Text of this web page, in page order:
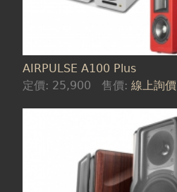
AIRPULSE A100 Plus
定價: 25,900 售價:線上詢價